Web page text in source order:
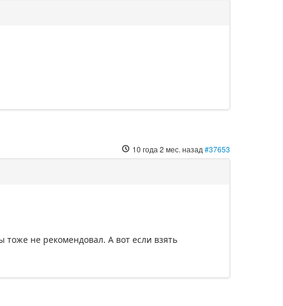
10 года 2 мес. назад #37653
тоже не рекомендовал. А вот если взять